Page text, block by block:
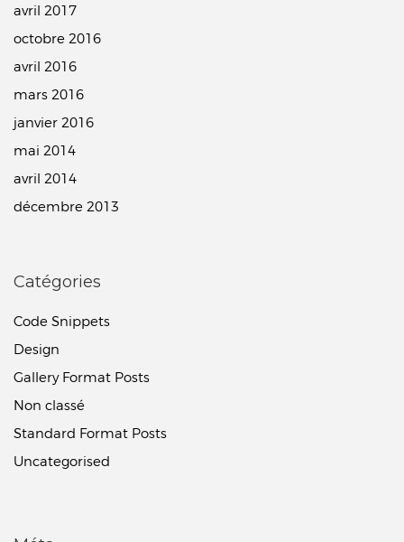
avril 2017
octobre 2016
avril 2016
mars 2016
janvier 2016
mai 2014
avril 2014
décembre 2013
Catégories
Code Snippets
Design
Gallery Format Posts
Non classé
Standard Format Posts
Uncategorised